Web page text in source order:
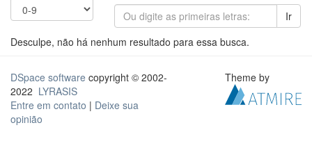
Ir
Desculpe, não há nenhum resultado para essa busca.
DSpace software copyright © 2002-
2022 LYRASIS
Entre em contato | Deixe sua
opinião
Theme by